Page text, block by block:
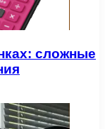
сложные